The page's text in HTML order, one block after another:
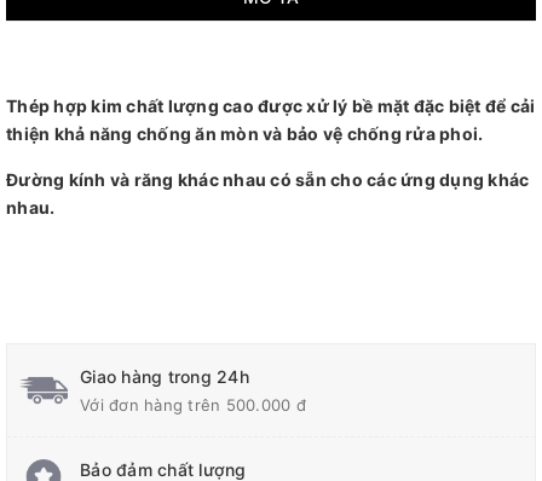
Thép hợp kim chất lượng cao được xử lý bề mặt đặc biệt để cải
thiện khả năng chống ăn mòn và bảo vệ chống rửa phoi.
Đường kính và răng khác nhau có sẵn cho các ứng dụng khác
nhau.
Giao hàng trong 24h
Với đơn hàng trên 500.000 đ
Bảo đảm chất lượng